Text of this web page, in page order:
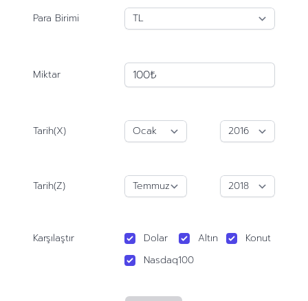
Para Birimi
Miktar
Tarih(X)
Tarih(Z)
Karşılaştır Dolar Altın
Konut
Nasdaq100